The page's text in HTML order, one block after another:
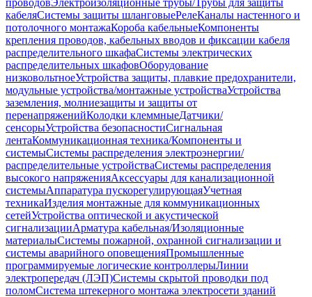
проводовЭлектроизоляционные трубы/Трубы для защиты
кабеляСистемы защиты шланговыеРелеКаналы настенного и
потолочного монтажаКороба кабельныеКомпоненты
крепления проводов, кабельных вводов и фиксации кабеля
распределительного шкафаСистемы электрических
распределительных шкафовОборудование
низковольтноеУстройства защиты, плавкие предохранители,
модульные устройства/монтажные устройстваУстройства
заземления, молниезащиты и защиты от
перенапряженийКолодки клеммныеДатчики/
сенсорыУстройства безопасностиСигнальная
лентаКоммуникационная техника/Компоненты и
системыСистемы распределения электроэнергии/
распределительные устройстваСистемы распределения
высокого напряженияАксессуары для канализационной
системыАппаратура пускорегулирующаяУчетная
техникаИзделия монтажные для коммуникационных
сетейУстройства оптической и акустической
сигнализацииАрматура кабельная/Изоляционные
материалыСистемы пожарной, охранной сигнализации и
системы аварийного оповещенияПромышленные
программируемые логические контроллерыЛинии
электропередач (ЛЭП)Системы скрытой проводки под
поломСистема штекерного монтажа электросети зданий